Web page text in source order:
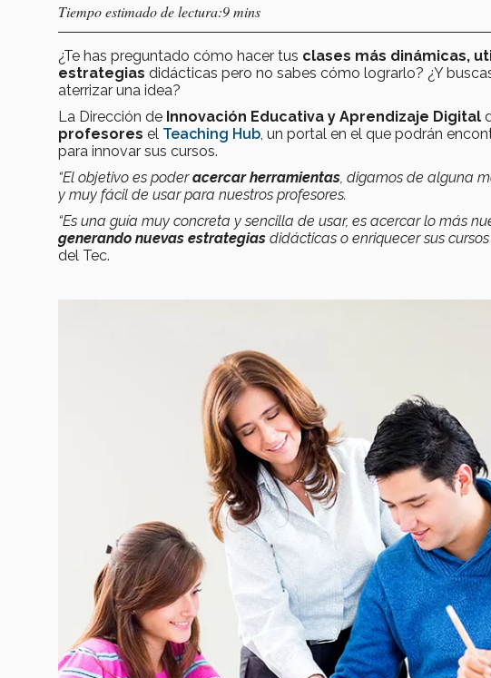
Tiempo estimado de lectura:9 mins
¿Te has preguntado cómo hacer tus clases más dinámicas,
estrategias didácticas pero no sabes cómo lograrlo? ¿Y
aterrizar una idea?
La Dirección de Innovación Educativa y Aprendizaje Digital
profesores el Teaching Hub , un portal en el que podrán
para innovar sus cursos.
“El objetivo es poderacercar herramientas , digamos de alguna
y muy fácil de usar para nuestros profesores.
“Es una guía muy concreta y sencilla de usar, es acercar lo más
generando nuevas estrategias didácticas o enriquecer sus
del Tec.